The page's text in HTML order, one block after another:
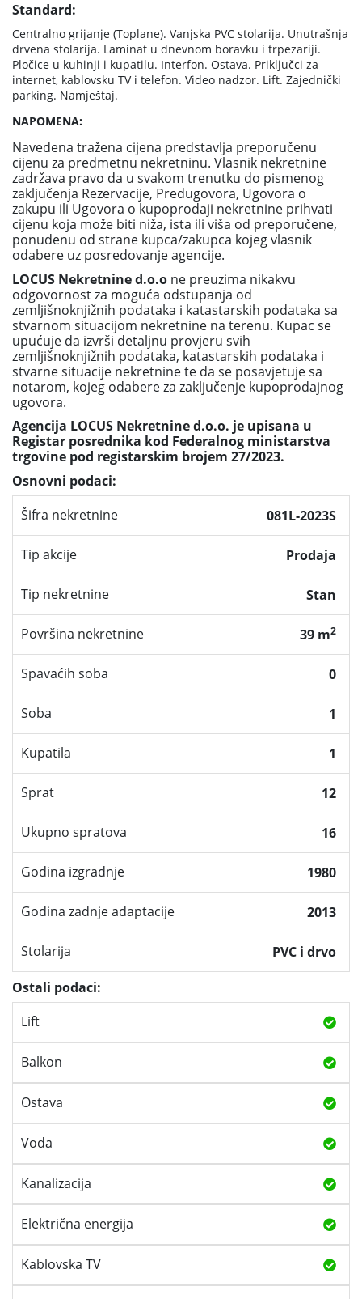
Standard:
Centralno grijanje (Toplane). Vanjska PVC stolarija. Unutrašnja
drvena stolarija. Laminat u dnevnom boravku i trpezariji.
Pločice u kuhinji i kupatilu. Interfon. Ostava. Priključci za
internet, kablovsku TV i telefon. Video nadzor. Lift. Zajednički
parking. Namještaj.
NAPOMENA:
Navedena tražena cijena predstavlja preporučenu
cijenu za predmetnu nekretninu. Vlasnik nekretnine
zadržava pravo da u svakom trenutku do pismenog
zaključenja Rezervacije, Predugovora, Ugovora o
zakupu ili Ugovora o kupoprodaji nekretnine prihvati
cijenu koja može biti niža, ista ili viša od preporučene,
ponuđenu od strane kupca/zakupca kojeg vlasnik
odabere uz posredovanje agencije.
LOCUS Nekretnine d.o.o ne preuzima nikakvu
odgovornost za moguća odstupanja od
zemljišnoknjižnih podataka i katastarskih podataka sa
stvarnom situacijom nekretnine na terenu. Kupac se
upućuje da izvrši detaljnu provjeru svih
zemljišnoknjižnih podataka, katastarskih podataka i
stvarne situacije nekretnine te da se posavjetuje sa
notarom, kojeg odabere za zaključenje kupoprodajnog
ugovora.
Agencija LOCUS Nekretnine d.o.o. je upisana u
Registar posrednika kod Federalnog ministarstva
trgovine pod registarskim brojem 27/2023.
Osnovni podaci:
Šifra nekretnine
081L-2023S
Tip akcije Prodaja
Tip nekretnine Stan
Površina nekretnine 39 m2
Spavaćih soba 0
Soba 1
Kupatila 1
Sprat 12
Ukupno spratova 16
Godina izgradnje 1980
Godina zadnje adaptacije 2013
Stolarija
PVC i drvo
Ostali podaci:
Lift
Balkon
Ostava
Voda
Kanalizacija
Električna energija
Kablovska TV